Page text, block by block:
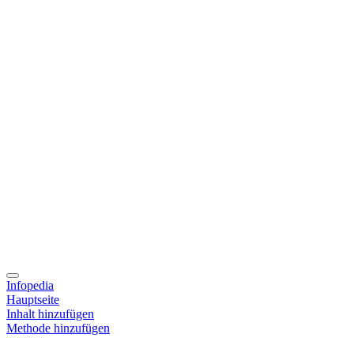
Infopedia
Hauptseite
Inhalt hinzufügen
Methode hinzufügen